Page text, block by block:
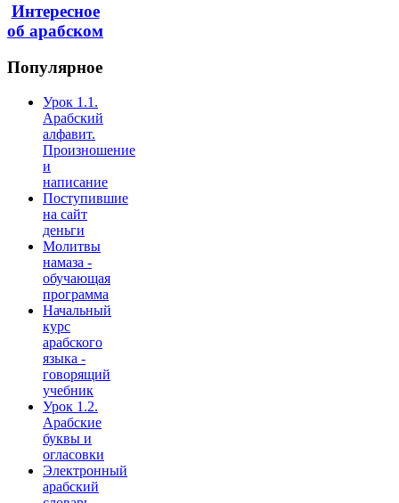
Интересное
об арабском
Популярное
Урок 1.1.
Арабский
алфавит.
Произношение
и
написание
Поступившие
на сайт
деньги
Молитвы
намаза -
обучающая
программа
Начальный
курс
арабского
языка -
говорящий
учебник
Урок 1.2.
Арабские
буквы и
огласовки
Электронный
арабский